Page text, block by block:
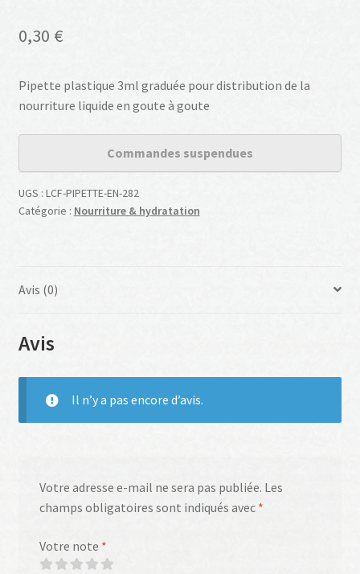
0,30 €
Pipette plastique 3ml graduée pour distribution de la
nourriture liquide en goute à goute
Commandes suspendues
UGS : LCF-PIPETTE-EN-282
Catégorie : Nourriture & hydratation
Avis (0)
Avis
Il n’y a pas encore d’avis.
Votre adresse e-mail ne sera pas publiée. Les
champs obligatoires sont indiqués avec *
Votre note *